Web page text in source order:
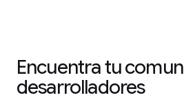
Encuentra tu
desarrolladores